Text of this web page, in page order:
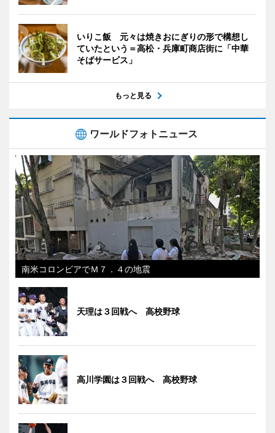
いりこ飯 元々は焼きおにぎりの形で構想し
ていたという＝高松・兵庫町商店街に「中華
そばサービス」
もっと見る
ワールドフォトニュース
南米コロンビアでＭ７．４の地震
天理は３回戦へ 高校野球
高川学園は３回戦へ 高校野球